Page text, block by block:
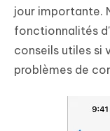
jour importante.
fonctionnalités
conseils utiles si
problèmes de